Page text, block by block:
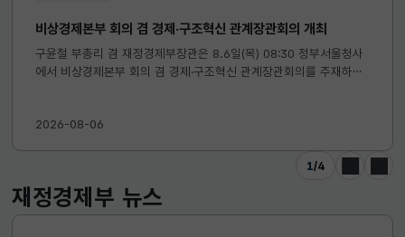
비상경제본부 회의 겸 경제·구조혁신 관계장관회의 개최
구윤철 부총리 겸 재정경제부장관은 8.6일(목) 08:30 정부서울청사
에서 비상경제본부 회의 겸 경제·구조혁신 관계장관회의를 주재하였
2026-08-06
1/4
이전 다음
재정경제부 뉴스